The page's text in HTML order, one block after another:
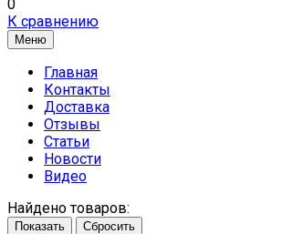
0
К сравнению
Меню
Главная
Контакты
Доставка
Отзывы
Статьи
Новости
Видео
Найдено товаров:
Показать Сбросить